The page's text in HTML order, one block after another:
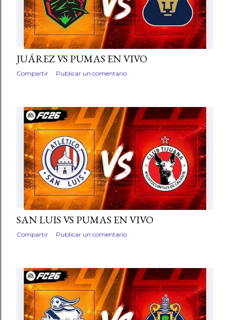
JUÁREZ VS PUMAS EN VIVO
Compartir Publicar un comentario
SAN LUIS VS PUMAS EN VIVO
Compartir Publicar un comentario